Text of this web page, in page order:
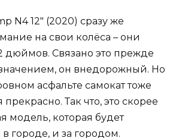
N4 12″ (2020) сразу же
на свои колёса – они
дюймов. Связано это прежде
он внедорожный. Но
асфальте самокат тоже
прекрасно. Так что, это скорее
модель, которая будет
городе, и за городом.